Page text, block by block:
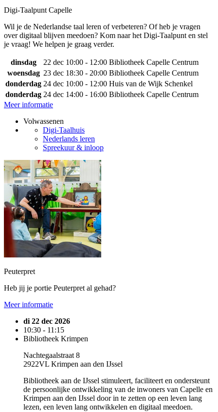
Digi-Taalpunt Capelle
Wil je de Nederlandse taal leren of verbeteren? Of heb je vragen
over digitaal blijven meedoen? Kom naar het Digi-Taalpunt en stel
je vraag! We helpen je graag verder.
dinsdag 22 dec 10:00 - 12:00 Bibliotheek Capelle Centrum
woensdag 23 dec 18:30 - 20:00 Bibliotheek Capelle Centrum
donderdag 24 dec 10:00 - 12:00 Huis van de Wijk Schenkel
donderdag 24 dec 14:00 - 16:00 Bibliotheek Capelle Centrum
Meer informatie
Volwassenen
Digi-Taalhuis
Nederlands leren
Spreekuur & inloop
Peuterpret
Heb jij je portie Peuterpret al gehad?
Meer informatie
di 22 dec 2026
10:30 - 11:15
Bibliotheek Krimpen
Nachtegaalstraat 8
2922VL Krimpen aan den IJssel
Bibliotheek aan de IJssel stimuleert, faciliteert en ondersteunt
de persoonlijke ontwikkeling van de inwoners van Capelle en
Krimpen aan den IJssel door in te zetten op een leven lang
lezen, een leven lang ontwikkelen en digitaal meedoen.